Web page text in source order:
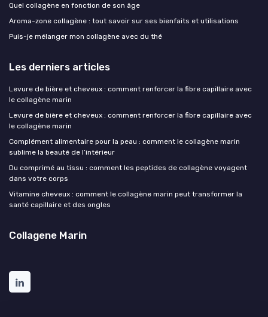
Quel collagène en fonction de son âge
Aroma-zone collagène : tout savoir sur ses bienfaits et utilisations
Puis-je mélanger mon collagène avec du thé
Les derniers articles
Levure de bière et cheveux : comment renforcer la fibre capillaire avec
le collagène marin
Levure de bière et cheveux : comment renforcer la fibre capillaire avec
le collagène marin
Complément alimentaire pour la peau : comment le collagène marin
sublime la beauté de l’intérieur
Du comprimé au tissu : comment les peptides de collagène voyagent
dans votre corps
Vitamine cheveux : comment le collagène marin peut transformer la
santé capillaire et des ongles
Collagene Marin